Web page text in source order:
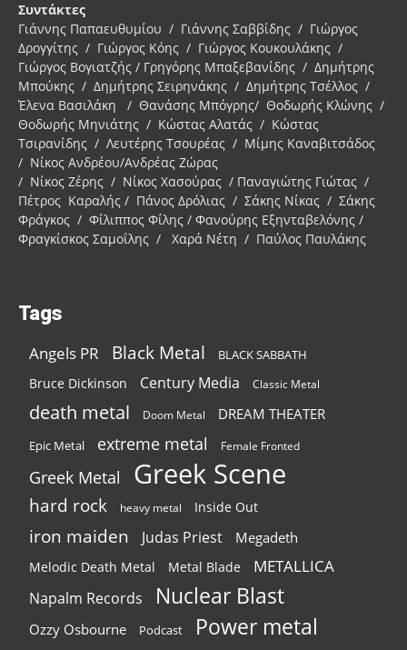
Συντάκτες
Γιάννης Παπαευθυμίου / Γιάννης Σαββίδης / Γιώργος
Δρογγίτης / Γιώργος Κόης / Γιώργος Κουκουλάκης /
Γιώργος Βογιατζής / Γρηγόρης Μπαξεβανίδης / Δημήτρης
Μπούκης / Δημήτρης Σειρηνάκης / Δημήτρης Τσέλλος /
Έλενα Βασιλάκη / Θανάσης Μπόγρης/ Θοδωρής Κλώνης /
Θοδωρής Μηνιάτης / Κώστας Αλατάς / Κώστας
Τσιρανίδης / Λευτέρης Τσουρέας / Μίμης Καναβιτσάδος
/ Νίκος Ανδρέου/Ανδρέας Ζώρας
/ Νίκος Ζέρης / Νίκος Χασούρας / Παναγιώτης Γιώτας /
Πέτρος Καραλής / Πάνος Δρόλιας / Σάκης Νίκας / Σάκης
Φράγκος / Φίλιππος Φίλης / Φανούρης Εξηνταβελόνης /
Φραγκίσκος Σαμοΐλης / Χαρά Νέτη / Παύλος Παυλάκης
Tags
Angels PR Black Metal BLACK SABBATH
Bruce Dickinson Century Media Classic Metal
death metal Doom Metal DREAM THEATER
Epic Metal extreme metal Female Fronted
Greek Metal Greek Scene
hard rock heavy metal Inside Out
iron maiden Judas Priest Megadeth
Melodic Death Metal Metal Blade METALLICA
Napalm Records Nuclear Blast
Ozzy Osbourne Podcast
Power metal